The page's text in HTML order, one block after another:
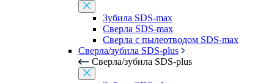
Зубила SDS-max
Сверла SDS-max
Сверла с пылеотводом SDS-max
Сверла/зубила SDS-plus
Сверла/зубила SDS-plus